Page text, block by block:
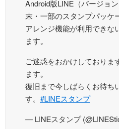
Android版LINE（バージョ
末・一部のスタンプパッケ
アレンジ機能が利用できな
ます。
ご迷惑をおかけしておりま
ます。
復旧まで今しばらくお待ち
す。 #LINEスタンプ
— LINEスタンプ